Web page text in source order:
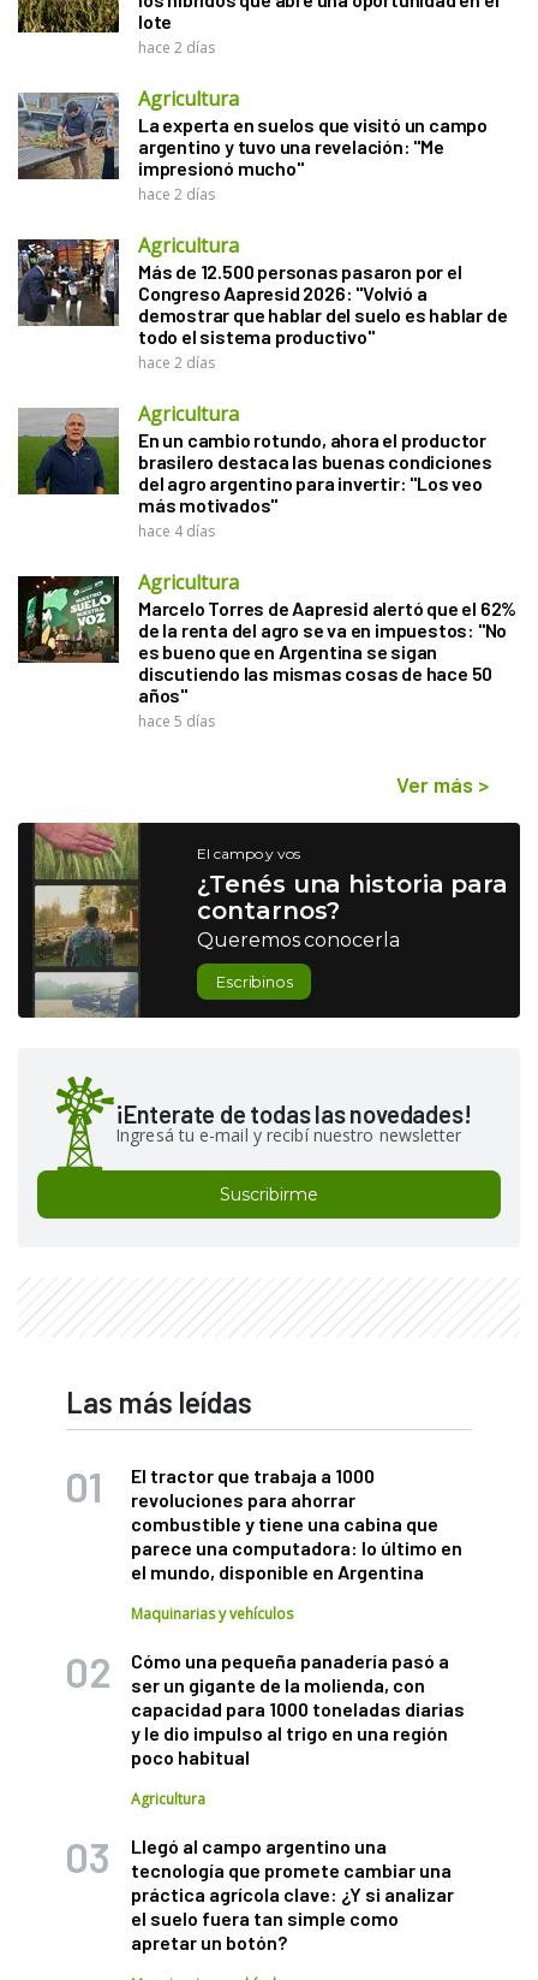
lote
hace 2 días
Agricultura
La experta en suelos que visitó un campo
argentino y tuvo una revelación: "Me
impresionó mucho"
hace 2 días
Agricultura
Más de 12.500 personas pasaron por el
Congreso Aapresid 2026: "Volvió a
demostrar que hablar del suelo es hablar de
todo el sistema productivo"
hace 2 días
Agricultura
En un cambio rotundo, ahora el productor
brasilero destaca las buenas condiciones
del agro argentino para invertir: "Los veo
más motivados"
hace 4 días
Agricultura
Marcelo Torres de Aapresid alertó que el 62%
de la renta del agro se va en impuestos: "No
es bueno que en Argentina se sigan
discutiendo las mismas cosas de hace 50
años"
hace 5 días
Ver más >
El campo y vos
¿Tenés una historia para
contarnos?
Queremos conocerla
Escribinos
¡Enterate de todas las novedades!
Ingresá tu e-mail y recibí nuestro newsletter
Suscribirme
Las más leídas
El tractor que trabaja a 1000
revoluciones para ahorrar
combustible y tiene una cabina que
parece una computadora: lo último en
el mundo, disponible en Argentina
Maquinarias y vehículos
Cómo una pequeña panadería pasó a
ser un gigante de la molienda, con
capacidad para 1000 toneladas diarias
y le dio impulso al trigo en una región
poco habitual
Agricultura
Llegó al campo argentino una
tecnología que promete cambiar una
práctica agrícola clave: ¿Y si analizar
el suelo fuera tan simple como
apretar un botón?